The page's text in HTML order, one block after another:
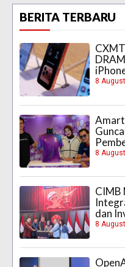
BERITA TERBARU
8
8
CIMB
dan
8